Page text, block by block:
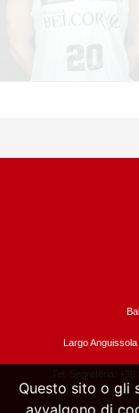
Largo
Tel. Segreteria:
Questo sito o gli
avvalgono di